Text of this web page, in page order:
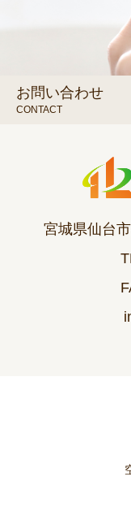
お問い合わせ
CONTACT
宮城県仙台